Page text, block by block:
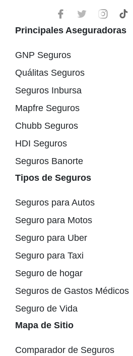
Principales Aseguradoras
GNP Seguros
Quálitas Seguros
Seguros Inbursa
Mapfre Seguros
Chubb Seguros
HDI Seguros
Seguros Banorte
Tipos de Seguros
Seguros para Autos
Seguro para Motos
Seguro para Uber
Seguro para Taxi
Seguro de hogar
Seguros de Gastos Médicos
Seguro de Vida
Mapa de Sitio
Comparador de Seguros